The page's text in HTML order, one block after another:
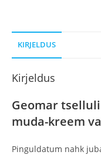
KIRJELDUS
Kirjeldus
Geomar
muda-kreem
Pinguldatum nahk